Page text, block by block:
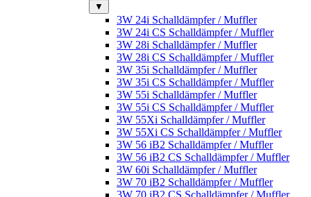
▼
3W 24i Schalldämpfer / Muffler
3W 24i CS Schalldämpfer / Muffler
3W 28i Schalldämpfer / Muffler
3W 28i CS Schalldämpfer / Muffler
3W 35i Schalldämpfer / Muffler
3W 35i CS Schalldämpfer / Muffler
3W 55i Schalldämpfer / Muffler
3W 55i CS Schalldämpfer / Muffler
3W 55Xi Schalldämpfer / Muffler
3W 55Xi CS Schalldämpfer / Muffler
3W 56 iB2 Schalldämpfer / Muffler
3W 56 iB2 CS Schalldämpfer / Muffler
3W 60i Schalldämpfer / Muffler
3W 70 iB2 Schalldämpfer / Muffler
3W 70 iB2 CS Schalldämpfer / Muffler